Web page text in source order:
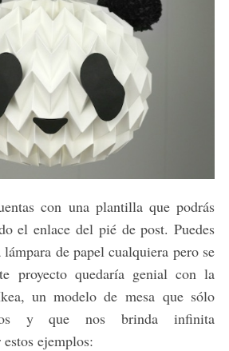
con una plantilla que podrás
el enlace del pié de post. Puedes
de papel cualquiera pero se
proyecto quedaría genial con la
un modelo de mesa que sólo
y que nos brinda infinita
ejemplos: